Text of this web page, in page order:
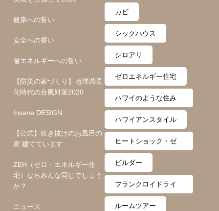
健康への誓い
安全への誓い
省エネルギーへの誓い
【防災の家づくり】地球温暖
化時代の台風対策2020
Insane DESIGN
【公式】吹き抜けのお風呂の
家 建てています
ZEH（ゼロ・エネルギー住
宅）ならみんな同じでしょう
か？
ニュース
カビ
シックハウス
シロアリ
ゼロエネルギー住宅
ハワイのような住み
心地
ハワイアンスタイル
ヒートショック・ゼ
ロ月間
ビルダー
フランクロイドライ
ト
ルームツアー